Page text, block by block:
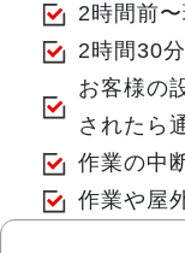
2時間前
2時間30
お客様の
されたら
作業の中
作業や屋